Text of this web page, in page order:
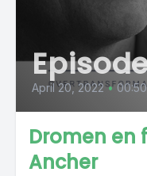
April 20, 2022 •
Dromen en
Ancher